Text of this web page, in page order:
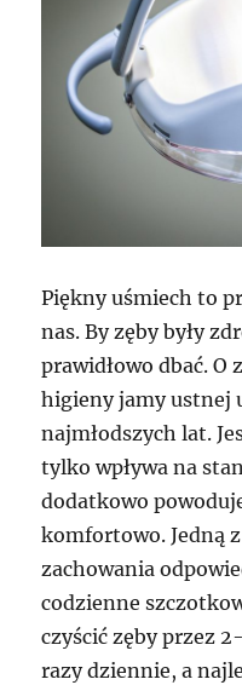
Piękny uśmiech to
nas. By zęby były
prawidłowo dbać.
higieny jamy ustnej
najmłodszych lat.
tylko wpływa na
dodatkowo
komfortowo. Jedną
zachowania
codzienne
czyścić zęby przez
razy dziennie, a